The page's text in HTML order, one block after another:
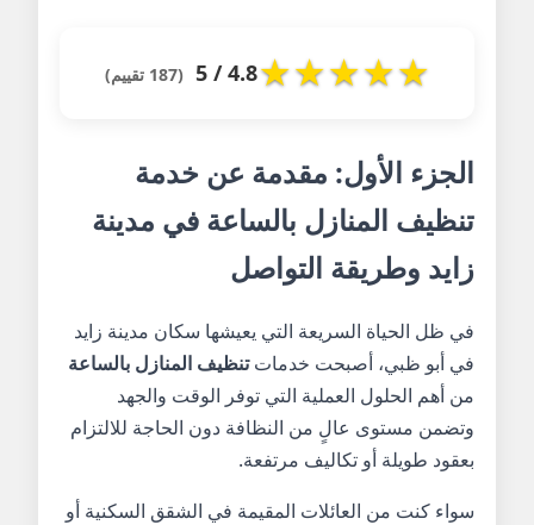
★
★
★
★
★
4.8 / 5 (187 تقييم)
الجزء الأول: مقدمة عن خدمة
تنظيف المنازل بالساعة في مدينة
زايد وطريقة التواصل
في ظل الحياة السريعة التي يعيشها سكان مدينة زايد
في أبو ظبي، أصبحت خدماتتنظيف المنازل بالساعة
من أهم الحلول العملية التي توفر الوقت والجهد
وتضمن مستوى عالٍ من النظافة دون الحاجة للالتزام
بعقود طويلة أو تكاليف مرتفعة.
سواء كنت من العائلات المقيمة في الشقق السكنية أو